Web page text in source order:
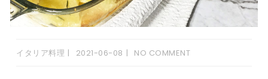
イタリア料理 2021-06-08 NO COMMENT